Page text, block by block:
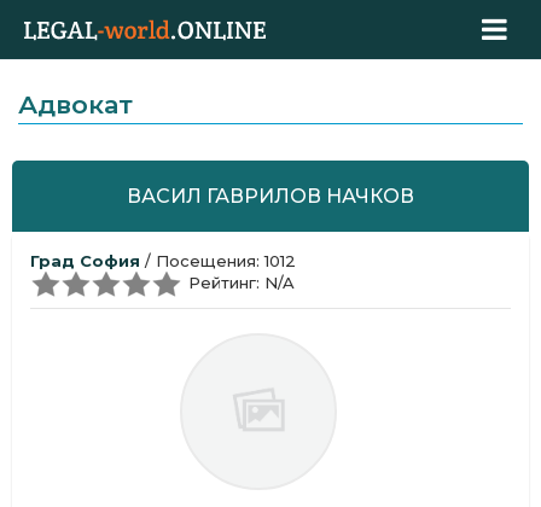
Адвокат
ВАСИЛ ГАВРИЛОВ НАЧКОВ
Град София / Посещения: 1012
Рейтинг: N/A